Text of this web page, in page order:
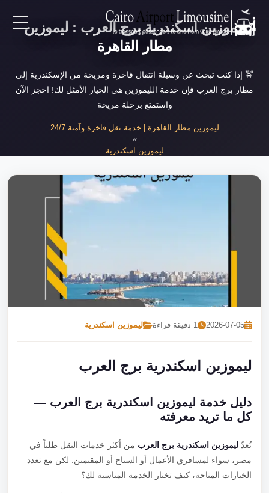
EN
AR
خدمات المطار
نحن
ليموزين اسكندرية برج العرب : ليموزين
مطار القاهرة
🚖 إذا كنت تبحث عن وسيلة انتقال فاخرة ومريحة من الإسكندرية إلى
مطار برج العرب فإن خدمة الليموزين هي الخيار الأمثل لك! احجز الآن
واستمتع برحلة مريحة
ليموزين مطار القاهرة | خدمة نقل فاخرة وآمنة 24/7
ليموزين اسكندرية
ليموزين اسكندرية برج العرب
2026-07-05 1 دقيقة قراءة ليموزين اسكندرية
ليموزين اسكندرية برج العرب
دليل خدمة ليموزين اسكندرية برج العرب —
كل ما تريد معرفته
تُعدّليموزين اسكندرية برج العربمن أكثر خدمات النقل طلباً في
مصر، سواء لمسافري الأعمال أو السياح أو المقيمين. لكن مع تعدد
الخيارات المتاحة، كيف تختار الخدمة المناسبة لك؟